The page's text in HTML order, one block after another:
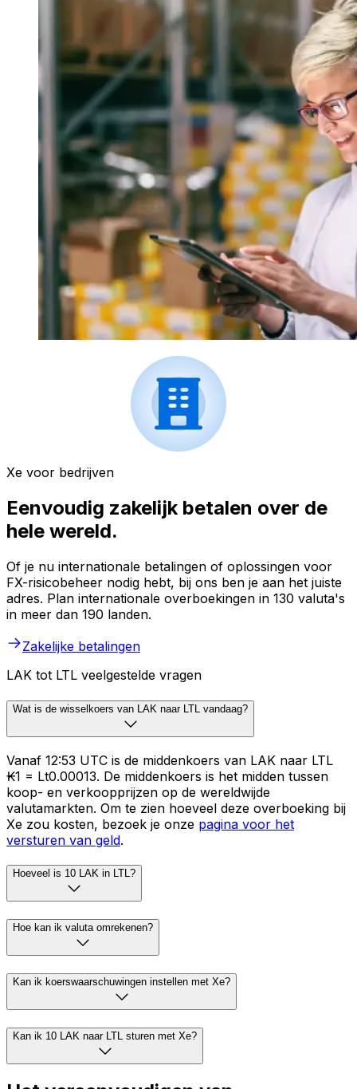
Xe voor bedrijven
Eenvoudig zakelijk betalen over de
hele wereld.
Of je nu internationale betalingen of oplossingen voor
FX-risicobeheer nodig hebt, bij ons ben je aan het juiste
adres. Plan internationale overboekingen in 130 valuta's
in meer dan 190 landen.
Zakelijke betalingen
LAK tot LTL veelgestelde vragen
Wat is de wisselkoers van LAK naar LTL vandaag?
Vanaf 12:53 UTC is de middenkoers van LAK naar LTL
₭1 = Lt0.00013. De middenkoers is het midden tussen
koop- en verkoopprijzen op de wereldwijde
valutamarkten. Om te zien hoeveel deze overboeking bij
Xe zou kosten, bezoek je onze pagina voor het
versturen van geld.
Hoeveel is 10 LAK in LTL?
Hoe kan ik valuta omrekenen?
Kan ik koerswaarschuwingen instellen met Xe?
Kan ik 10 LAK naar LTL sturen met Xe?